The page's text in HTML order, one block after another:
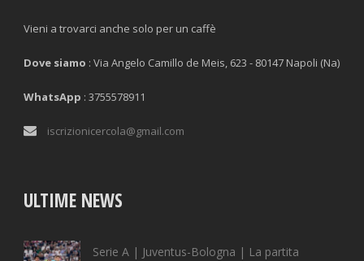
Vieni a trovarci anche solo per un caffè
Dove siamo : Via Angelo Camillo de Meis, 623 - 80147 Napoli (Na)
WhatsApp : 3755578911
iscrizionicercola@gmail.com
ULTIME NEWS
Serie A | Juventus-Bologna | La partita